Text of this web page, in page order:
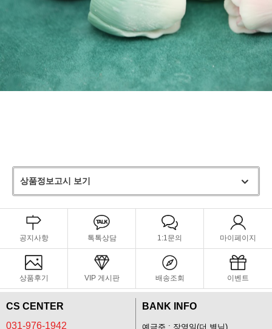
상품정보고시 보기
공지사항 톡톡상담 1:1문의 마이페이지
상품후기 VIP 게시판 배송조회 이벤트
CS CENTER
031-976-1942
BANK INFO
예금주 : 장영일(더 별님)